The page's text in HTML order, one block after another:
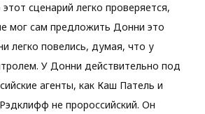
сценарий легко проверяется,
мог сам предложить Донни это
легко повелись, думая, что у
У Донни действительно под
агенты, как Каш Патель и
не пророссийский. Он